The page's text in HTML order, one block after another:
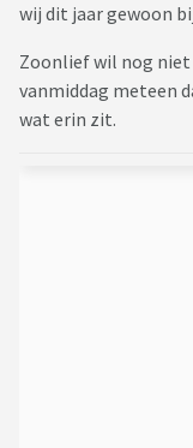
wij dit jaar gewoon
Zoonlief wil nog niet
vanmiddag meteen
wat erin zit.